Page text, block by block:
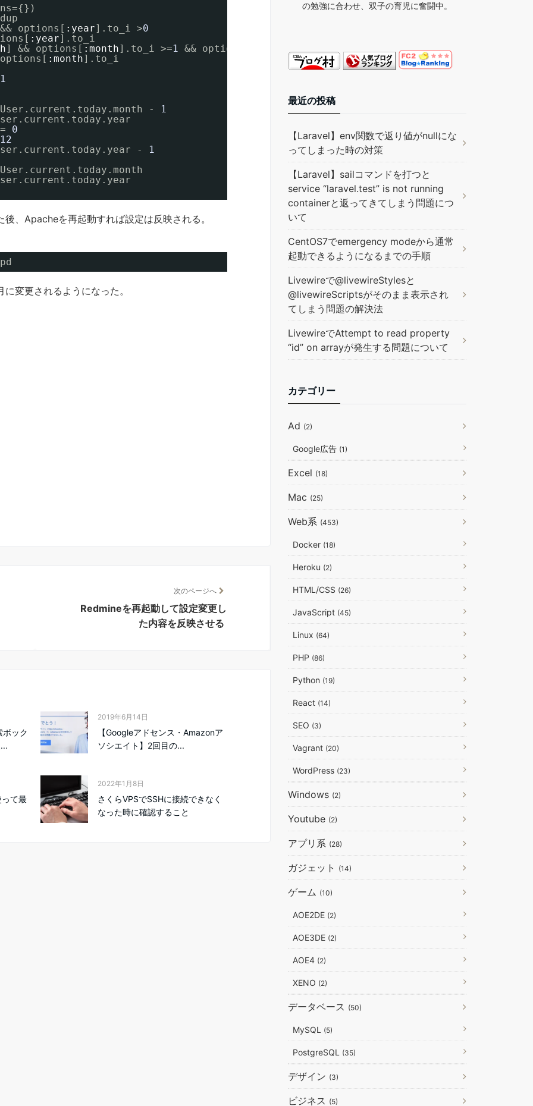
options[ :year].to_i >0
:year].to_i
] && options[ :month].to_i >=1 && options[
:month].to_i
1
-
1
0
12
-
1
、Apacheを再起動すれば設定は反映される。
変更されるようになった。
次のページへ
Redmineを再起動して設定変更し
た内容を反映させる
ボック
2019年6月14日
【Googleアドセンス・Amazonア
ソシエイト】2回目の...
って最
2022年1月8日
さくらVPSでSSHに接続できなく
なった時に確認すること
の勉強に合わせ、双子の育児に奮闘中。
最近の投稿
【Laravel】env関数で返り値がnullにな
ってしまった時の対策
【Laravel】sailコマンドを打つと
service “laravel.test” is not running
containerと返ってきてしまう問題につ
いて
CentOS7でemergency modeから通常
起動できるようになるまでの手順
Livewireで@livewireStylesと
@livewireScriptsがそのまま表示され
てしまう問題の解決法
LivewireでAttempt to read property
“id” on arrayが発生する問題について
カテゴリー
Ad (2)
Google広告 (1)
Excel (18)
Mac (25)
Web系 (453)
Docker (18)
Heroku (2)
HTML/CSS (26)
JavaScript (45)
Linux (64)
PHP (86)
Python (19)
React (14)
SEO (3)
Vagrant (20)
WordPress (23)
Windows (2)
Youtube (2)
アプリ系 (28)
ガジェット (14)
ゲーム (10)
AOE2DE (2)
AOE3DE (2)
AOE4 (2)
XENO (2)
データベース (50)
MySQL (5)
PostgreSQL (35)
デザイン (3)
ビジネス (5)